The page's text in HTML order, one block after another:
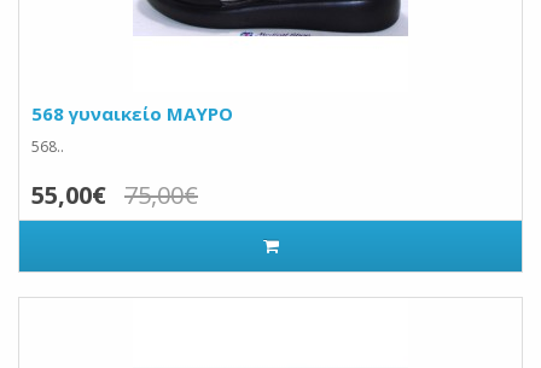
568 γυναικείο ΜΑΥΡΟ
568..
55,00€ 75,00€